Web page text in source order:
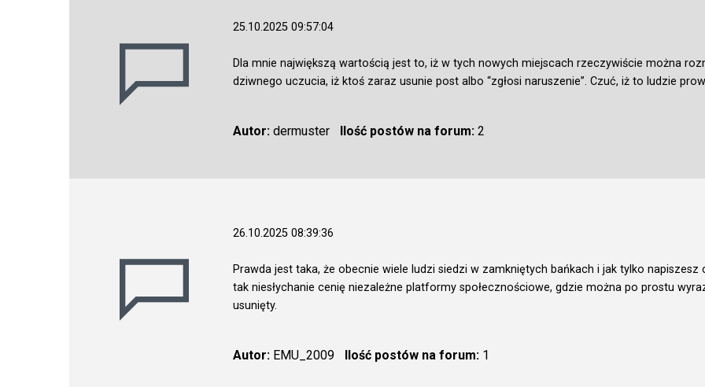
25.10.2025 09:57:04
Dla mnie największą wartością jest to, iż w tych nowych miejscach rzeczywiście można
dziwnego uczucia, iż ktoś zaraz usunie post albo “zgłosi naruszenie”. Czuć, iż to ludzie
Autor: dermuster Ilość postów na forum:2
26.10.2025 08:39:36
Prawda jest taka, że obecnie wiele ludzi siedzi w zamkniętych bańkach i jak tylko
tak niesłychanie cenię niezależne platformy społecznościowe, gdzie można po prostu
usunięty.
Autor: EMU_2009 Ilość postów na forum:1